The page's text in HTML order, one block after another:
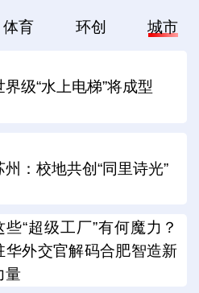
体育 环创 城市
界级“水上电梯”将成型
州：校地共创“同里诗光”
些“超级工厂”有何魔力？
华外交官解码合肥智造新
量